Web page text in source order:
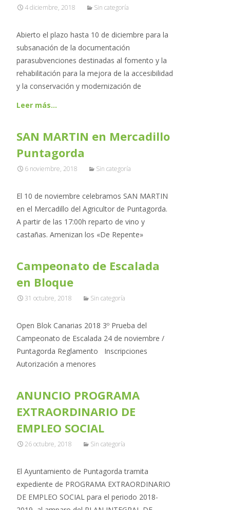
4 diciembre, 2018 Sin categoría
Abierto el plazo hasta 10 de diciembre para la
subsanación de la documentación
parasubvenciones destinadas al fomento y la
rehabilitación para la mejora de la accesibilidad
y la conservación y modernización de
Leer más…
SAN MARTIN en Mercadillo
Puntagorda
6 noviembre, 2018 Sin categoría
El 10 de noviembre celebramos SAN MARTIN
en el Mercadillo del Agricultor de Puntagorda.
A partir de las 17:00h reparto de vino y
castañas. Amenizan los «De Repente»
Campeonato de Escalada
en Bloque
31 octubre, 2018 Sin categoría
Open Blok Canarias 2018 3º Prueba del
Campeonato de Escalada 24 de noviembre /
Puntagorda Reglamento Inscripciones
Autorización a menores
ANUNCIO PROGRAMA
EXTRAORDINARIO DE
EMPLEO SOCIAL
26 octubre, 2018 Sin categoría
El Ayuntamiento de Puntagorda tramita
expediente de PROGRAMA EXTRAORDINARIO
DE EMPLEO SOCIAL para el periodo 2018-